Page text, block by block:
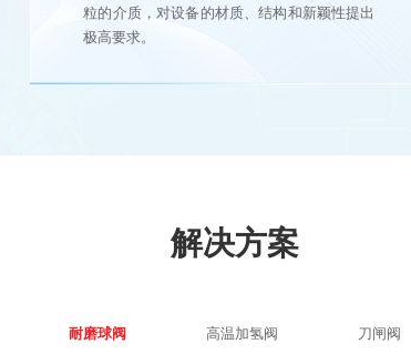
粒的介质，对设备的材质、结构和新颖性提出
极高要求。
解决方案
耐磨球阀 高温加氢阀 刀闸阀